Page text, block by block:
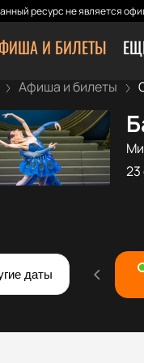
ресурс не является
И БИЛЕТЫ
Афиша и билеты
23
даты